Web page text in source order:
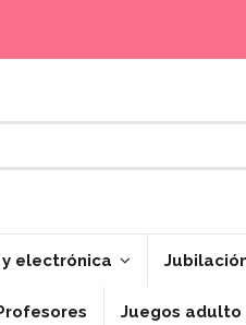
electrónica
Juegos adulto